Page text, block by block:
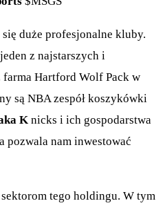
duże profesjonalne kluby.
z najstarszych i
Hartford Wolf Pack w
są NBA zespół koszykówki
K nicks i ich gospodarstwa
pozwala nam inwestować
tego holdingu. W tym